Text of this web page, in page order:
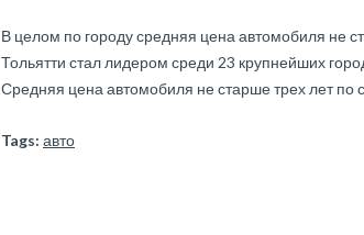
В целом по городу средняя цена автомобиля не
Тольятти стал лидером среди 23 крупнейших
Средняя цена автомобиля не старше трех лет по
Tags: авто